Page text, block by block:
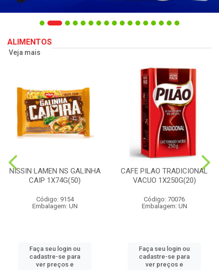
ALIMENTOS
Veja mais
NISSIN LAMEN NS GALINHA
CAIP 1X74G(50)
Código: 9154
Embalagem: UN
Faça seu login ou
cadastre-se para
ver preços e
CAFE PILAO TRADICIONAL
VACUO 1X250G(20)
Código: 70076
Embalagem: UN
Faça seu login ou
cadastre-se para
ver preços e